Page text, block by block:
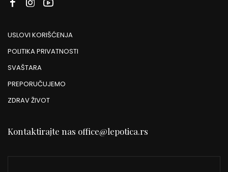
USLOVI KORIŠĆENJA
POLITIKA PRIVATNOSTI
SVAŠTARA
PREPORUČUJEMO
ZDRAV ŽIVOT
Kontaktirajte nas office@lepotica.rs